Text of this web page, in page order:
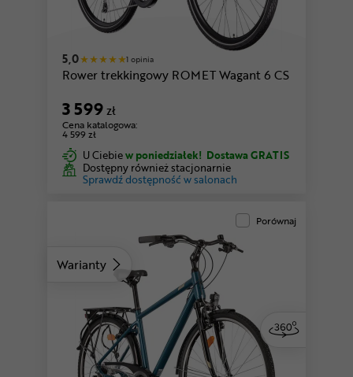
5,0 1 opinia
Rower trekkingowy ROMET Wagant 6 CS
3 599zł
Cena katalogowa:
4 599 zł
U Ciebiew poniedziałek! Dostawa GRATIS
Dostępny również stacjonarnie
Sprawdź dostępność w salonach
Warianty
Porównaj